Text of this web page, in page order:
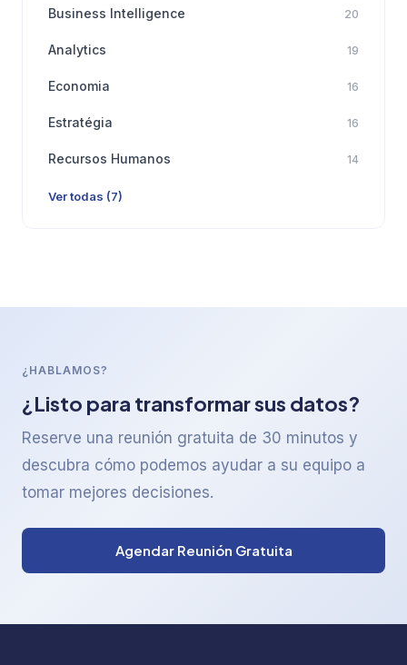
Business Intelligence 20
Analytics 19
Economia 16
Estratégia 16
Recursos Humanos 14
Ver todas (7)
¿HABLAMOS?
¿Listo para transformar sus datos?
Reserve una reunión gratuita de 30 minutos y
descubra cómo podemos ayudar a su equipo a
tomar mejores decisiones.
Agendar Reunión Gratuita